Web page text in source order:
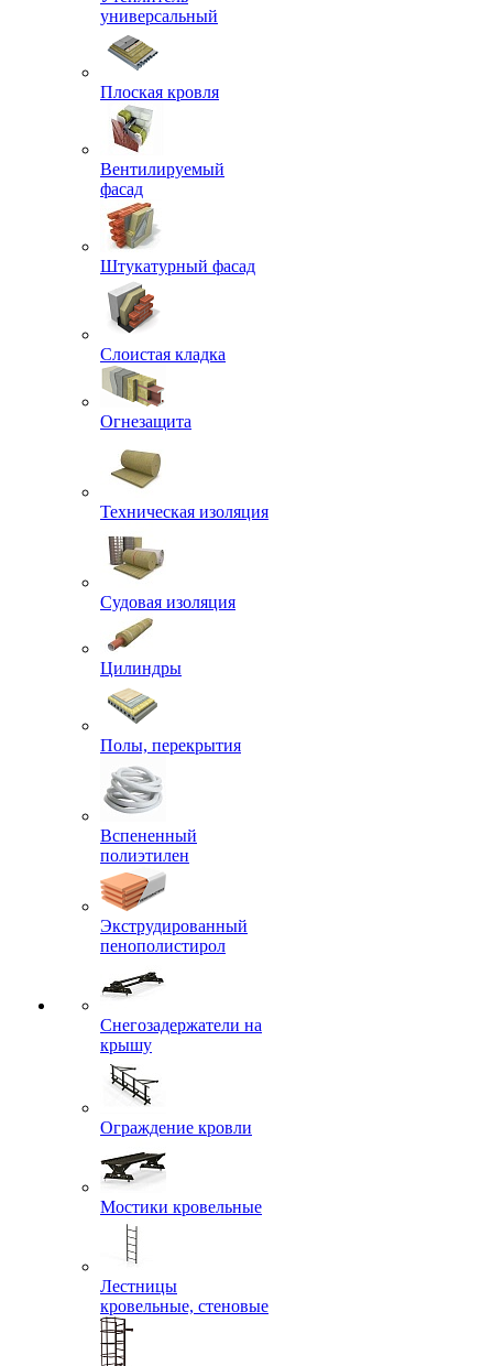
универсальный
Плоская кровля
Вентилируемый
фасад
Штукатурный фасад
Слоистая кладка
Огнезащита
Техническая изоляция
Судовая изоляция
Цилиндры
Полы, перекрытия
Вспененный
полиэтилен
Экструдированный
пенополистирол
Снегозадержатели на
крышу
Ограждение кровли
Мостики кровельные
Лестницы
кровельные, стеновые